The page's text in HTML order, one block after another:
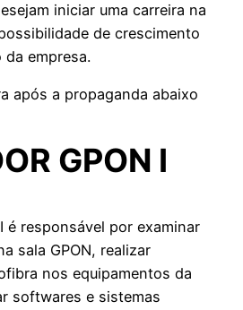
iniciar uma carreira na
de crescimento
empresa.
após a propaganda abaixo
GPON I
é responsável por examinar
sala GPON, realizar
nos equipamentos da
softwares e sistemas